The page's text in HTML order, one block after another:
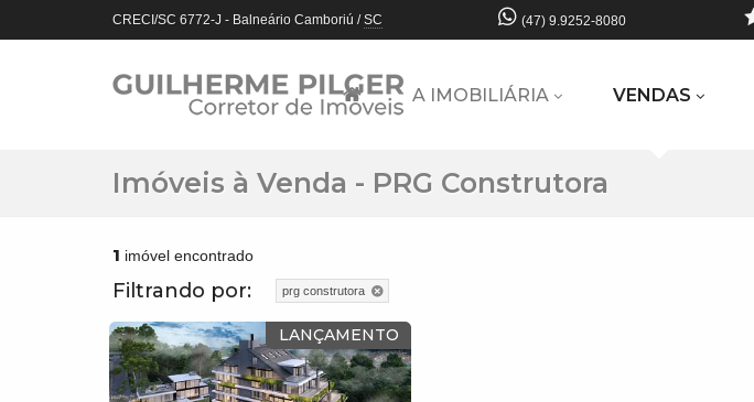
CRECI/SC 6772-J - Balneário Camboriú /SC (47) 9.9252-8080
A IMOBILIÁRIA VENDAS
Imóveis à Venda - PRG Construtora
1 imóvel encontrado
Filtrando por: prg construtora
LANÇAMENTO